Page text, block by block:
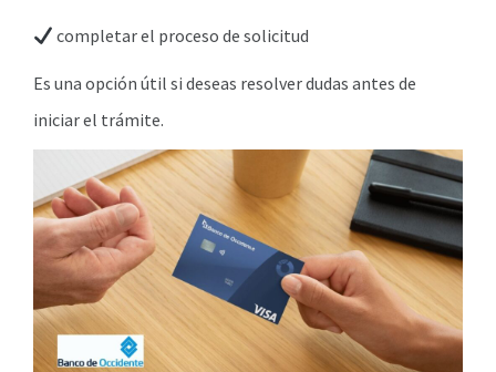
completar el proceso de solicitud
Es una opción útil si deseas resolver dudas antes de
iniciar el trámite.